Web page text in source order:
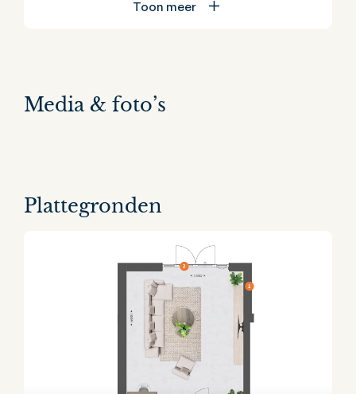
Toon meer
Media & foto’s
Plattegronden